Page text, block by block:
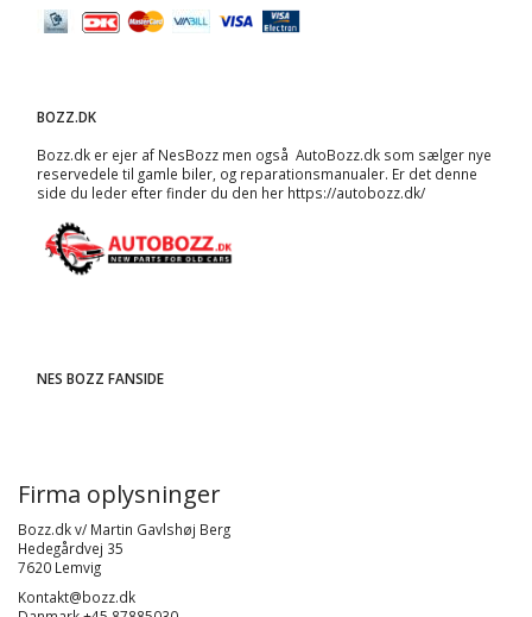
BOZZ.DK
Bozz.dk er ejer af NesBozz men også AutoBozz.dk som sælger nye
reservedele til gamle biler, og reparationsmanualer. Er det denne
side du leder efter finder du den her https://autobozz.dk/
NES BOZZ FANSIDE
Firma oplysninger
Bozz.dk v/ Martin Gavlshøj Berg
Hedegårdvej 35
7620 Lemvig
Kontakt@bozz.dk